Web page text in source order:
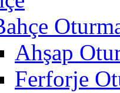
Ahşap
Ferforje